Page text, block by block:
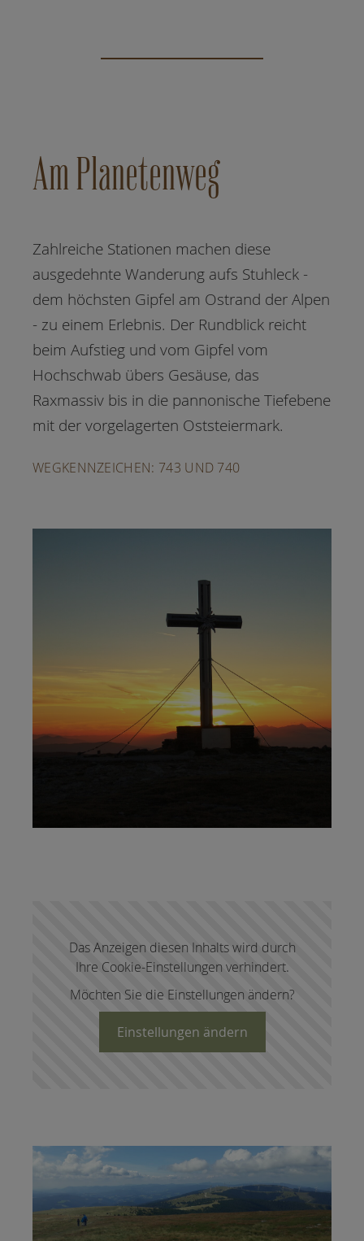
Am Planetenweg
Zahlreiche Stationen machen diese
ausgedehnte Wanderung aufs Stuhleck -
dem höchsten Gipfel am Ostrand der Alpen
- zu einem Erlebnis. Der Rundblick reicht
beim Aufstieg und vom Gipfel vom
Hochschwab übers Gesäuse, das
Raxmassiv bis in die pannonische Tiefebene
mit der vorgelagerten Oststeiermark.
WEGKENNZEICHEN: 743 UND 740
Das Anzeigen diesen Inhalts wird durch
Ihre Cookie-Einstellungen verhindert.
Möchten Sie die Einstellungen ändern?
Einstellungen ändern